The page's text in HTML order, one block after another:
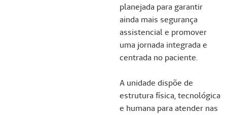
planejada para garantir
ainda mais segurança
assistencial e promover
uma jornada integrada e
centrada no paciente.
A unidade dispõe de
estrutura física, tecnológica
e humana para atender nas